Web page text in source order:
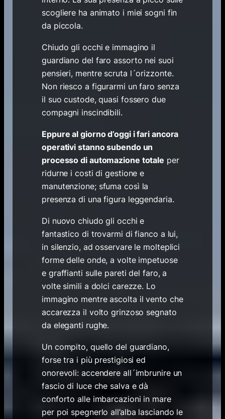
scogliere ha animato i miei sogni fin
da piccola.
Chiudo gli occhi e immagino il
guardiano del faro assorto nei suoi
pensieri, mentre scruta l´orizzonte.
Non riesco a figurarmi un faro senza
il suo custode, quasi fossero due
compagni inscindibili.
Eppure al giorno d’oggi i fari ancora
operativi stanno subendo un
processo di automazione totale per
ridurne i costi di gestione e
manutenzione; sfuma così la
presenza di una figura leggendaria.
Di nuovo chiudo gli occhi e
fantastico di trovarmi di fianco a lui,
in silenzio, ad osservare le molteplici
forme delle onde, a volte impetuose
e graffianti sulle pareti del faro, a
volte simili a dolci carezze. Lo
immagino mentre ascolta il vento che
accarezza il volto grinzoso segnato
da eleganti rughe.
Un compito, quello del guardiano,
forse tra i più prestigiosi ed
onorevoli: accendere all´imbrunire un
fascio di luce che salva e dà
conforto alle imbarcazioni in mare
per poi spegnerlo all’alba lasciando le